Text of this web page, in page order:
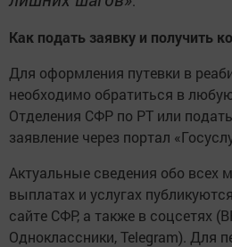
Как подать заявку и получить
Для оформления путевки в
необходимо обратиться в
Отделения СФР по РТ или
заявление через портал
Актуальные сведения обо всех
выплатах и услугах
сайте СФР, а также в соцсетях
Одноклассники, Telegram). Для